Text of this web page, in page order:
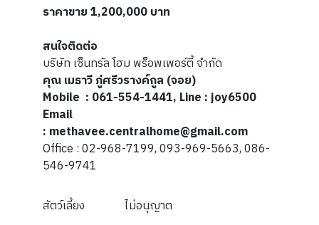
ราคาขาย 1,200,000 บาท
สนใจติดต่อ
บริษัท เซ็นทรัล โฮม พร็อพเพอร์ตี้ จำกัด
คุณ เมธาวี ภู่ศรีวรางค์กูล (จอย)
Mobile : 061-554-1441, Line : joy6500
Email
: methavee.centralhome@gmail.com
Office : 02-968-7199, 093-969-5663, 086-
546-9741
สัตว์เลี้ยง ไม่อนุญาต